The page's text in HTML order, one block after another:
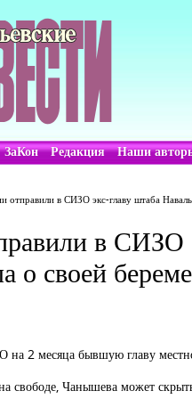
ЗаКон Редакция Наши
отправили в СИЗО экс-главу штаба
в СИЗО
о своей
2 месяца бывшую главу
свободе, Чанышева может